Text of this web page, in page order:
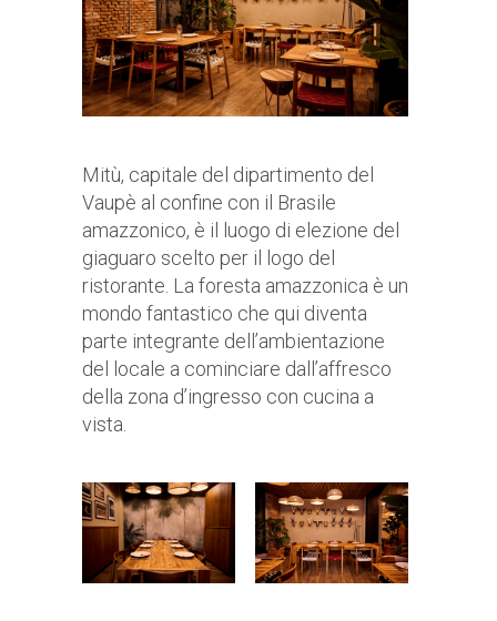
Mitù, capitale del dipartimento del
Vaupè al confine con il Brasile
amazzonico, è il luogo di elezione del
giaguaro scelto per il logo del
ristorante. La foresta amazzonica è un
mondo fantastico che qui diventa
parte integrante dell’ambientazione
del locale a cominciare dall’affresco
della zona d’ingresso con cucina a
vista.